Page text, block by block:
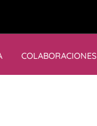
COLABORACIONES